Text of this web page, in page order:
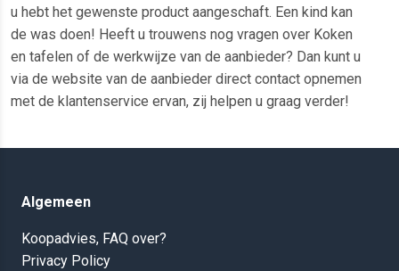
u hebt het gewenste product aangeschaft. Een kind kan
de was doen! Heeft u trouwens nog vragen over Koken
en tafelen of de werkwijze van de aanbieder? Dan kunt u
via de website van de aanbieder direct contact opnemen
met de klantenservice ervan, zij helpen u graag verder!
Algemeen
Koopadvies, FAQ over?
Privacy Policy